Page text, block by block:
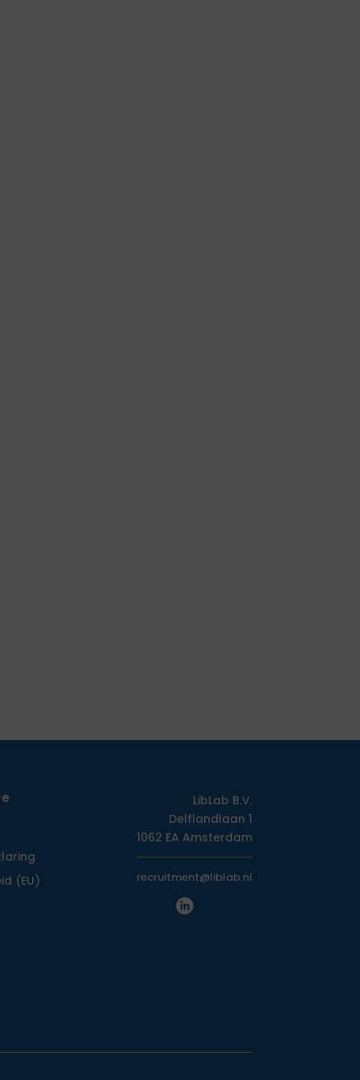
(EU)
LibLab B.V.
Delflandlaan 1
1062 EA Amsterdam
recruitment@liblab.nl